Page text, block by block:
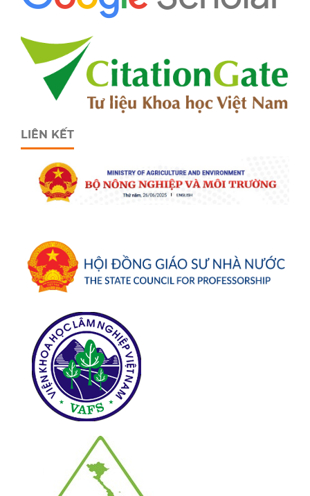
LIÊN KẾT